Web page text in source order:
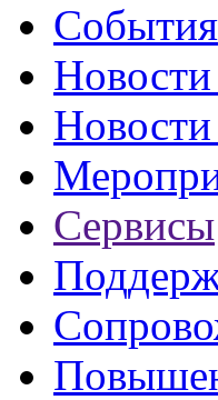
События
Новости
Сервисы